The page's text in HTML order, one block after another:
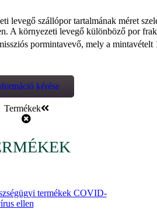
szállópor tartalmának méret
A környezeti levegő különböző por
pormintavevő, mely a
kérése
Termékek
termékek COVID-
ellen